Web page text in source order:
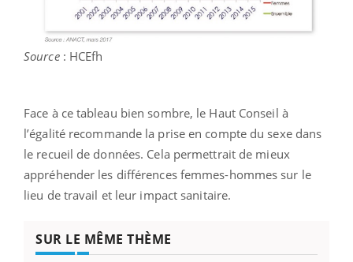
Source: HCEfh
Face à ce tableau bien sombre, le Haut Conseil à
l’égalité recommande la prise en compte du sexe dans
le recueil de données. Cela permettrait de mieux
appréhender les différences femmes-hommes sur le
lieu de travail et leur impact sanitaire.
SUR LE MÊME THÈME